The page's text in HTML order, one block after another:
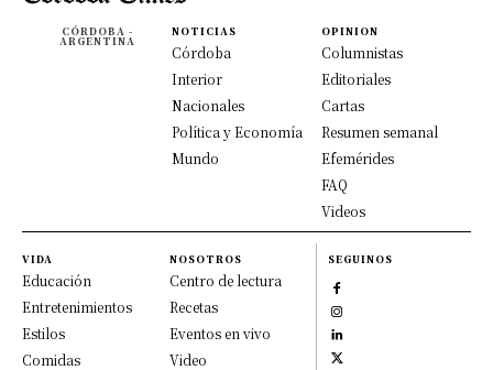
CÓRDOBA -
ARGENTINA
NOTICIAS
Córdoba
Interior
Nacionales
Política y Economía
Mundo
OPINION
Columnistas
Editoriales
Cartas
Resumen semanal
Efemérides
FAQ
Videos
VIDA
Educación
Entretenimientos
Estilos
Comidas
NOSOTROS
Centro de lectura
Recetas
Eventos en vivo
Video
SEGUINOS